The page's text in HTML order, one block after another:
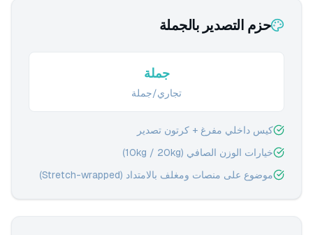
حزم التصدير بالجملة
جملة
تجاري/جملة
كيس داخلي مفرغ + كرتون تصدير
خيارات الوزن الصافي (10kg / 20kg)
موضوع على منصات ومغلف بالامتداد (Stretch-wrapped)